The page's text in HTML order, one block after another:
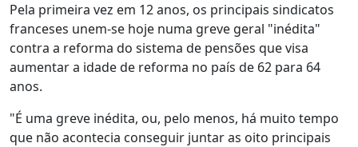
Pela primeira vez em 12 anos, os principais sindicatos
franceses unem-se hoje numa greve geral "inédita"
contra a reforma do sistema de pensões que visa
aumentar a idade de reforma no país de 62 para 64
anos.
"É uma greve inédita, ou, pelo menos, há muito tempo
que não acontecia conseguir juntar as oito principais